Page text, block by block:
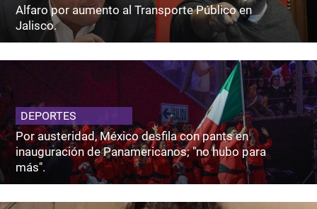
Alfaro por aumento al Transporte Público en
Jalisco.
DEPORTES
Por austeridad, México desfila con pants en
inauguración de Panamericanos; "no hubo para
más".